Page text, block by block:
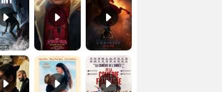
Le Triangle d'or Bande-annonce VF De la Comédie-Française Teaser VF